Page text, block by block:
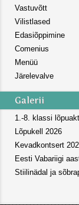
Vastuvõtt
Vilistlased
Edasiõppimine
Comenius
Menüü
Järelevalve
1.-8. klassi
Lõpukell 2026
Kevadkontsert
Eesti Vabariigi
Stiilinädal ja